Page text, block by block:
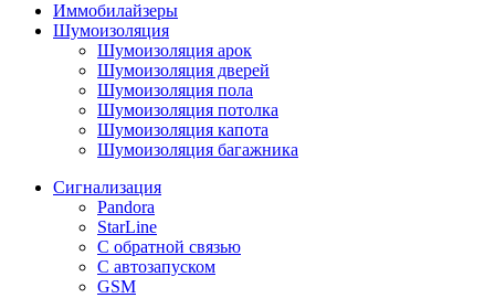
Иммобилайзеры
Шумоизоляция
Шумоизоляция арок
Шумоизоляция дверей
Шумоизоляция пола
Шумоизоляция потолка
Шумоизоляция капота
Шумоизоляция багажника
Сигнализация
Pandora
StarLine
С обратной связью
С автозапуском
GSM